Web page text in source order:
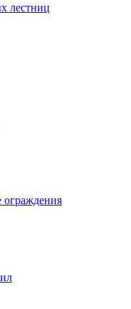
лестниц
ограждения